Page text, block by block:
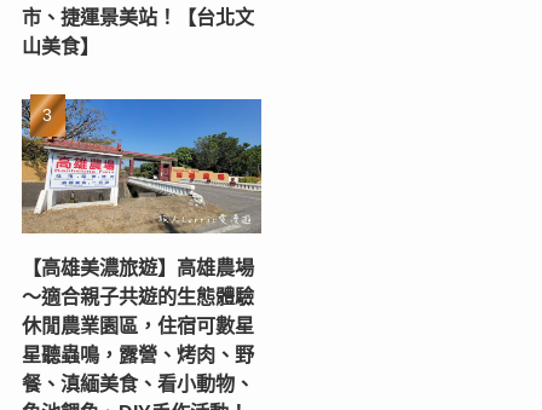
市、捷運景美站！【台北文
山美食】
【高雄美濃旅遊】高雄農場
〜適合親子共遊的生態體驗
休閒農業園區，住宿可數星
星聽蟲鳴，露營、烤肉、野
餐、滇緬美食、看小動物、